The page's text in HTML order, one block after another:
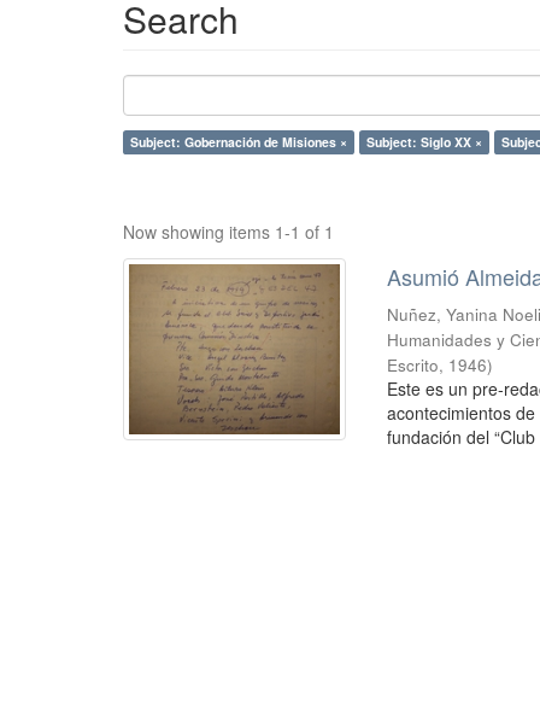
Search
Subject: Gobernación de Misiones × Subject: Siglo XX ×
Now showing items 1-1 of 1
Asumió
Nuñez, Yanina
Humanidades y
Escrito, 1946)
Este es un pre-
acontecimientos
fundación del